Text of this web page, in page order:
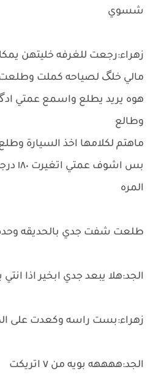
شسوي
زهراء:رجعت للغرفه خليتهن
مالي خلگ لصياحه كملت
هوه يريد يطلع واسمع عمتي
وطالع
ماهتم لكلامها اخذ السيارة
بس
المره
طلعت شفت جدي بالحديقه
الجد:هلا يبعد جدي ابخير اذا انتي
زهراء:بست راسه وكعدت على
الجد:ههههه بويه من ٧ اتريكت